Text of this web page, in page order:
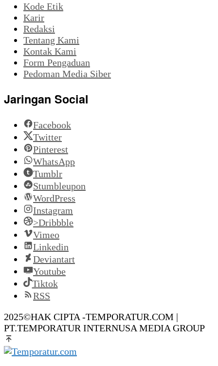
Kode Etik
Karir
Redaksi
Tentang Kami
Kontak Kami
Form Pengaduan
Pedoman Media Siber
Jaringan Social
Facebook
Twitter
Pinterest
WhatsApp
Tumblr
Stumbleupon
WordPress
Instagram
>Dribbble
Vimeo
Linkedin
Deviantart
Youtube
Tiktok
RSS
2025©HAK CIPTA -TEMPORATUR.COM |
PT.TEMPORATUR INTERNUSA MEDIA GROUP